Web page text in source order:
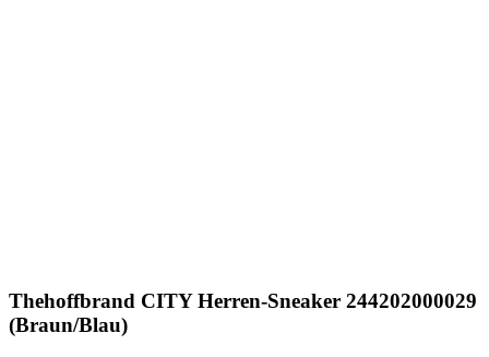
Thehoffbrand CITY Herren-Sneaker 244202000029
(Braun/Blau)